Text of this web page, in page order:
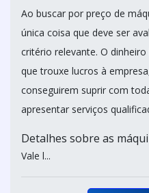
Ao buscar por preço de
única coisa que deve ser
critério relevante. O
que trouxe lucros à
conseguirem suprir com
apresentar serviços
Detalhes sobre as
Vale l...